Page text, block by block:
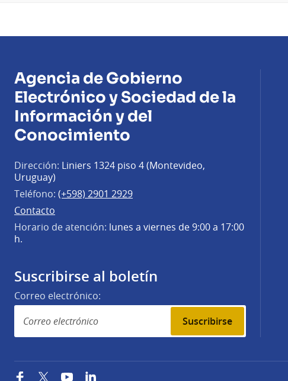
Agencia de Gobierno
Electrónico y Sociedad de la
Información y del
Conocimiento
Dirección: Liniers 1324 piso 4 (Montevideo,
Uruguay)
Teléfono: (+598) 2901 2929
Contacto
Horario de atención: lunes a viernes de 9:00 a 17:00
h.
Suscribirse al boletín
Correo electrónico:
Suscribirse
FacebookTwitterYouTubeLinkedIn